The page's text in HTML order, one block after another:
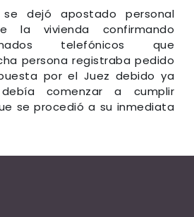
se dejó apostado personal
la vivienda confirmando
telefónicos que
persona registraba pedido
por el Juez debido ya
comenzar a cumplir
se procedió a su inmediata